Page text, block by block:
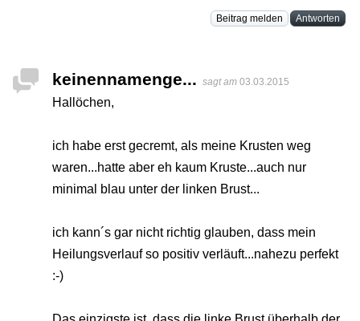
Beitrag melden Antworten
keinennamenge... sagt am 03.03.2015
Hallöchen,
ich habe erst gecremt, als meine Krusten weg
waren...hatte aber eh kaum Kruste...auch nur
minimal blau unter der linken Brust...
ich kann´s gar nicht richtig glauben, dass mein
Heilungsverlauf so positiv verläuft...nahezu perfekt
:-)